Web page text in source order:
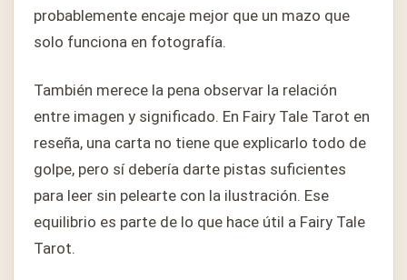
probablemente encaje mejor que un mazo que
solo funciona en fotografía.
También merece la pena observar la relación
entre imagen y significado. En Fairy Tale Tarot en
reseña, una carta no tiene que explicarlo todo de
golpe, pero sí debería darte pistas suficientes
para leer sin pelearte con la ilustración. Ese
equilibrio es parte de lo que hace útil a Fairy Tale
Tarot.